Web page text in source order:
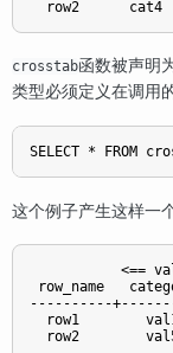
crosstab函数被声明
类型必须定义在调用
这个例子产生这样一
<==
row_name
----------
row1